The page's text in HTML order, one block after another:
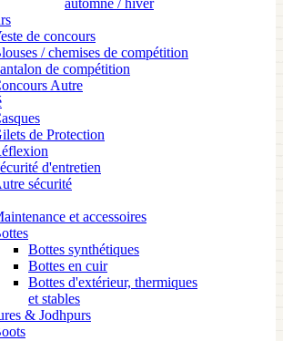
automne / hiver
de concours
/ chemises de compétition
de compétition
Autre
de Protection
d'entretien
sécurité
et accessoires
Bottes synthétiques
Bottes en cuir
Bottes d'extérieur, thermiques
et stables
& Jodhpurs